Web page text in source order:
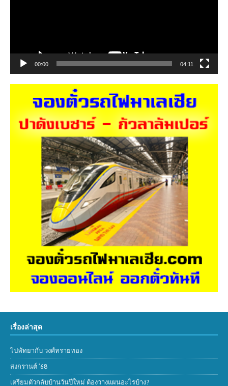
00:00 04:11
เรื่องล่าสุด
ไปพัทยากับ วงศ์ทรายทอง
สงกรานต์ ’68
เตรียมตัวกลับบ้านวันปีใหม่ ต้องวางแผนอะไรบ้าง?